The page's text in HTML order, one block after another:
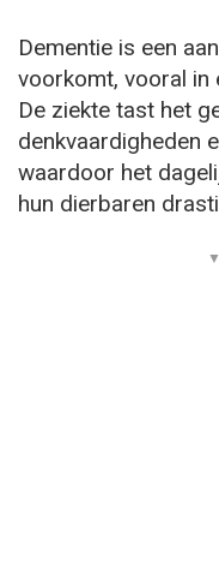
Dementie is een
voorkomt, vooral in
De ziekte tast het
denkvaardigheden
waardoor het
hun dierbaren